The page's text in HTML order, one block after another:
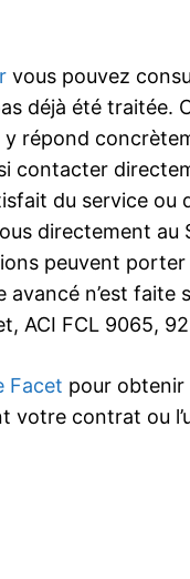
vous pouvez
déjà été traitée.
répond
contacter
du service ou
directement
peuvent
n’est faite
ACI FCL 9065,
Facet pour obtenir
votre contrat ou